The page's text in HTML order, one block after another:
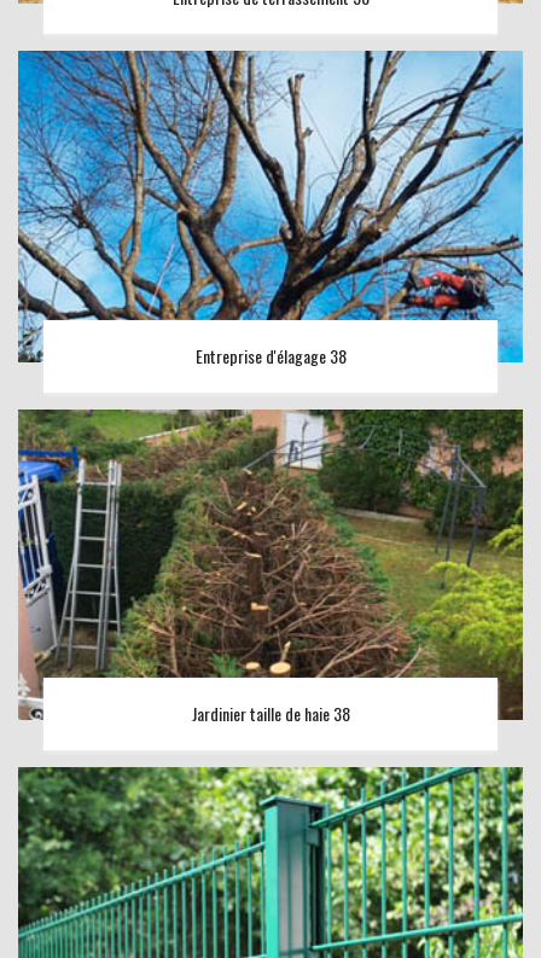
Entreprise d'élagage 38
Jardinier taille de haie 38